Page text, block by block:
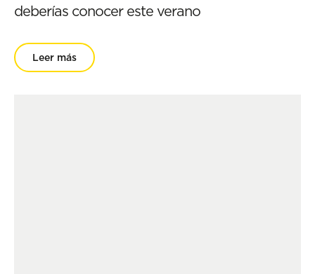
deberías conocer este verano
Leer más